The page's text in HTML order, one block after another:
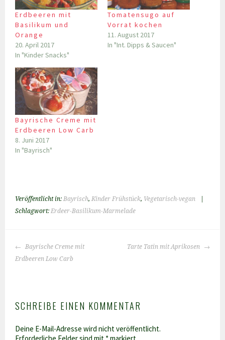
Erdbeeren mit
Basilikum und
Orange
20. April 2017
In "Kinder Snacks"
Tomatensugo auf
Vorrat kochen
11. August 2017
In "Int. Dipps & Saucen"
Bayrische Creme mit
Erdbeeren Low Carb
8. Juni 2017
In "Bayrisch"
Veröffentlicht in: Bayrisch, Kinder Frühstück, Vegetarisch-vegan
Schlagwort: Erdeer-Basilikum-Marmelade
BEITRAGS-
NAVIGATION
Bayrische Creme mit
Erdbeeren Low Carb
Tarte Tatin mit Aprikosen
SCHREIBE EINEN KOMMENTAR
Deine E-Mail-Adresse wird nicht veröffentlicht.